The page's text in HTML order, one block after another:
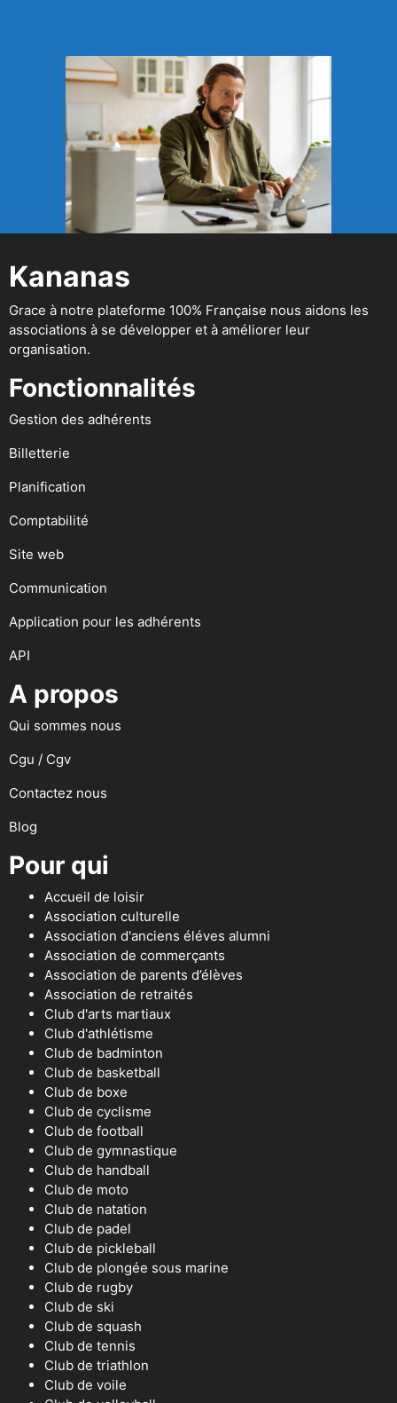
Kananas
Grace à notre plateforme 100% Française nous aidons les
associations à se développer et à améliorer leur
organisation.
Fonctionnalités
Gestion des adhérents
Billetterie
Planification
Comptabilité
Site web
Communication
Application pour les adhérents
API
A propos
Qui sommes nous
Cgu / Cgv
Contactez nous
Blog
Pour qui
Accueil de loisir
Association culturelle
Association d'anciens éléves alumni
Association de commerçants
Association de parents d’élèves
Association de retraités
Club d'arts martiaux
Club d'athlétisme
Club de badminton
Club de basketball
Club de boxe
Club de cyclisme
Club de football
Club de gymnastique
Club de handball
Club de moto
Club de natation
Club de padel
Club de pickleball
Club de plongée sous marine
Club de rugby
Club de ski
Club de squash
Club de tennis
Club de triathlon
Club de voile